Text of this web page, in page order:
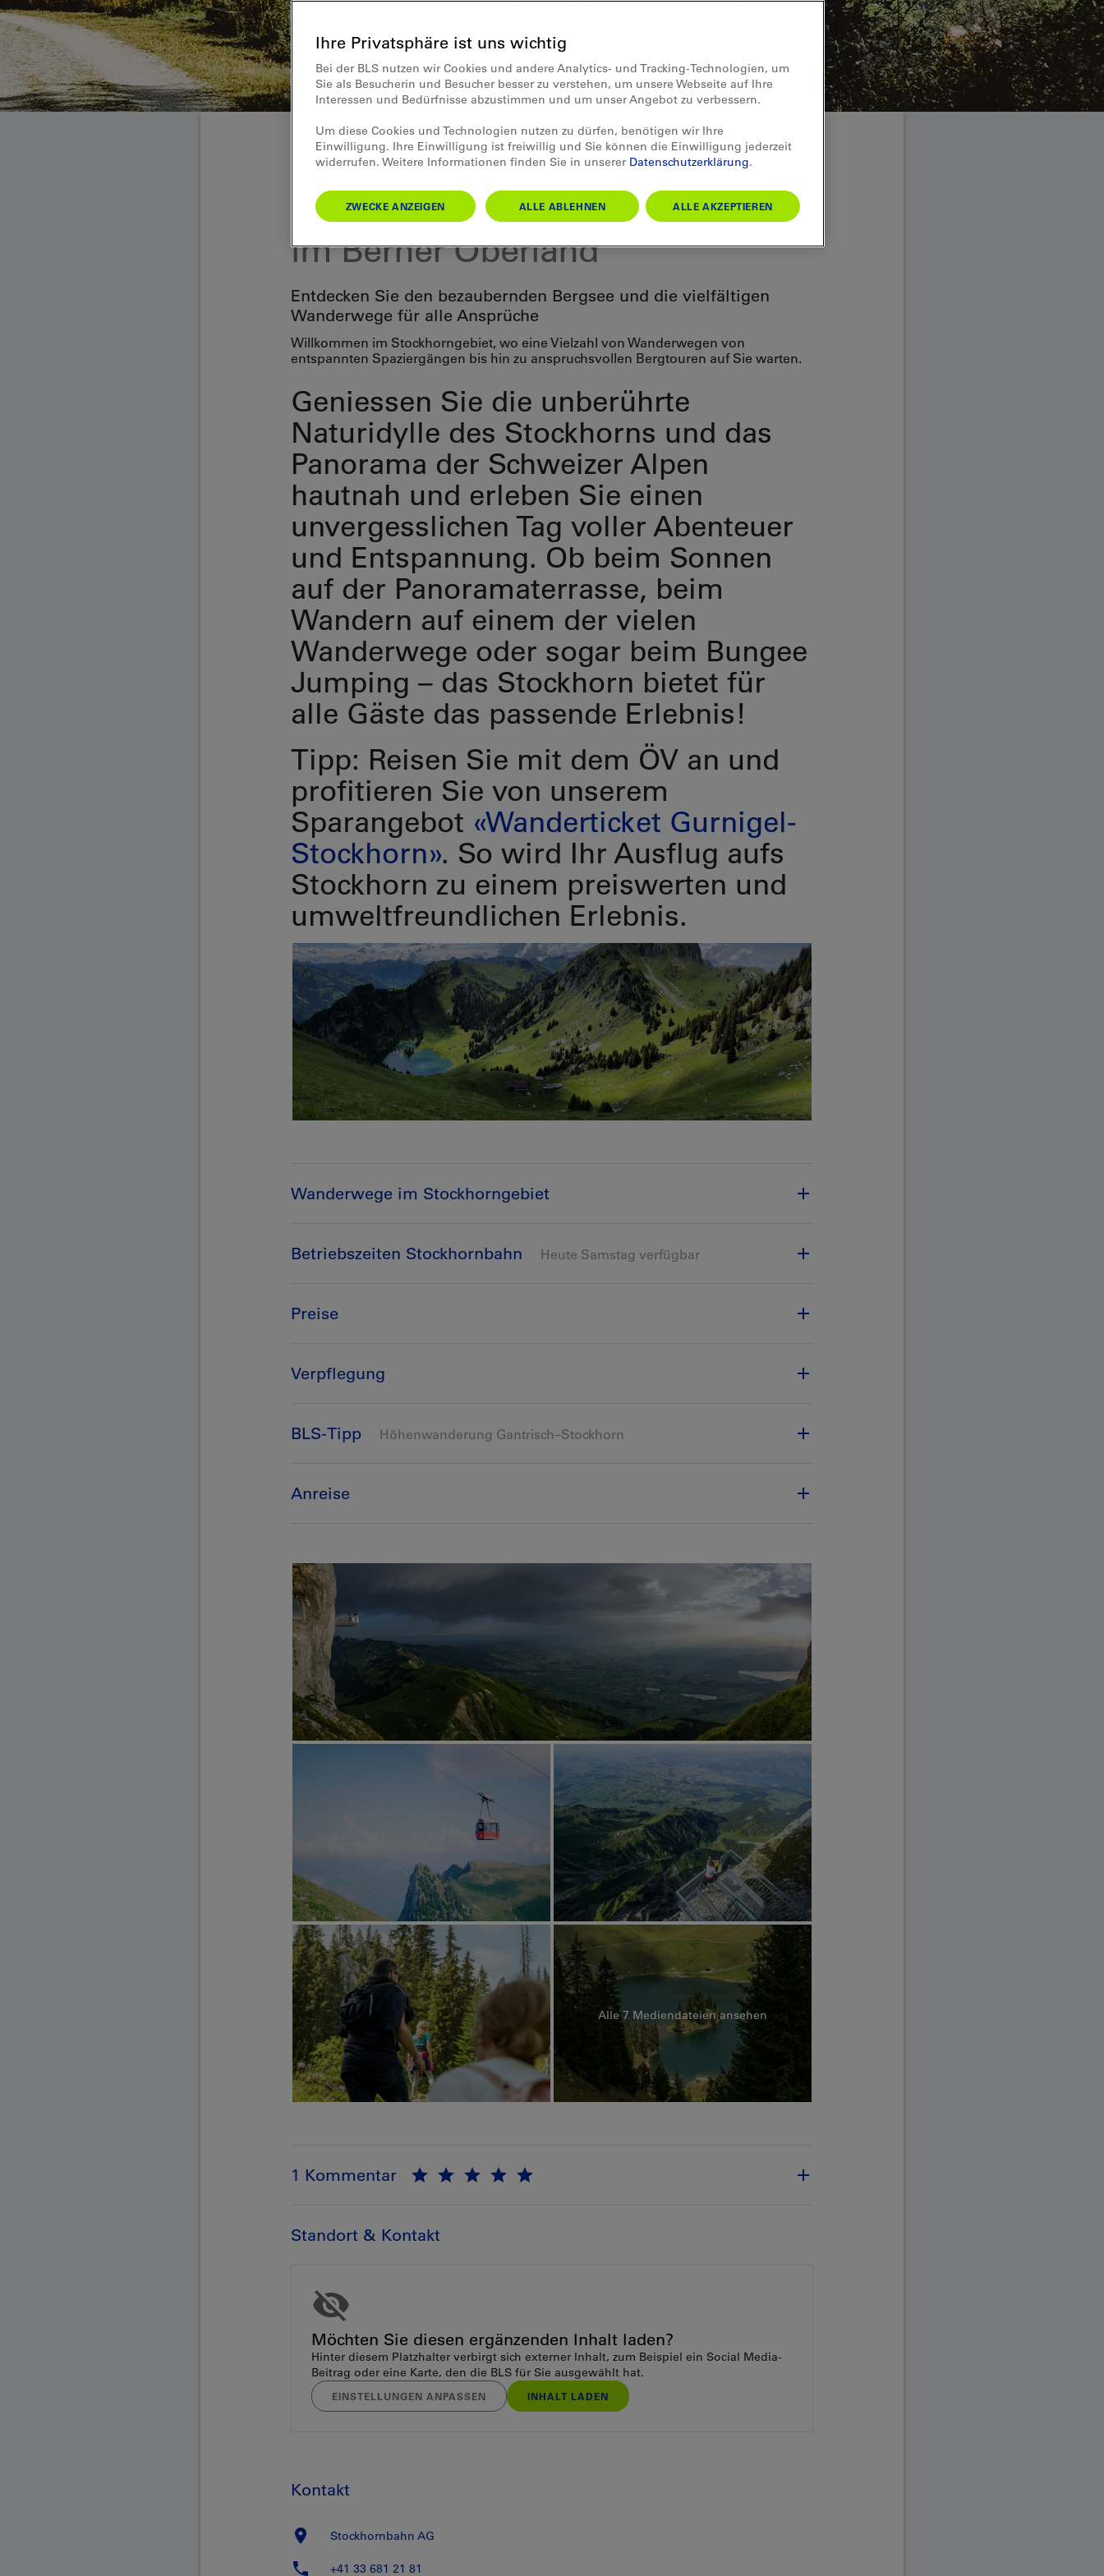
Wandern & Natur
Stockhorn – Das Wanderparadies
im Berner Oberland
Entdecken Sie den bezaubernden Bergsee und die vielfältigen
Wanderwege für alle Ansprüche
Willkommen im Stockhorngebiet, wo eine Vielzahl von Wanderwegen von
entspannten Spaziergängen bis hin zu anspruchsvollen Bergtouren auf Sie warten.
Geniessen Sie die unberührte
Naturidylle des Stockhorns und das
Panorama der Schweizer Alpen
hautnah und erleben Sie einen
unvergesslichen Tag voller Abenteuer
und Entspannung. Ob beim Sonnen
auf der Panoramaterrasse, beim
Wandern auf einem der vielen
Wanderwege oder sogar beim Bungee
Jumping – das Stockhorn bietet für
alle Gäste das passende Erlebnis!
Tipp: Reisen Sie mit dem ÖV an und
profitieren Sie von unserem
Sparangebot «Wanderticket Gurnigel-
Stockhorn». So wird Ihr Ausflug aufs
Stockhorn zu einem preiswerten und
umweltfreundlichen Erlebnis.
Wanderwege im Stockhorngebiet
Betriebszeiten Stockhornbahn Heute Samstag verfügbar
Preise
Verpflegung
BLS-Tipp Höhenwanderung Gantrisch–Stockhorn
Anreise
Alle 7 Mediendateien ansehen
1 Kommentar
Standort & Kontakt
Möchten Sie diesen ergänzenden Inhalt laden?
Hinter diesem Platzhalter verbirgt sich externer Inhalt, zum Beispiel ein Social Media-
Beitrag oder eine Karte, den die BLS für Sie ausgewählt hat.
EINSTELLUNGEN ANPASSEN INHALT LADEN
Kontakt
Stockhornbahn AG
+41 33 681 21 81
Ihre Privatsphäre ist uns wichtig
Bei der BLS nutzen wir Cookies und andere Analytics- und Tracking-Technologien, um
Sie als Besucherin und Besucher besser zu verstehen, um unsere Webseite auf Ihre
Interessen und Bedürfnisse abzustimmen und um unser Angebot zu verbessern.
Um diese Cookies und Technologien nutzen zu dürfen, benötigen wir Ihre
Einwilligung. Ihre Einwilligung ist freiwillig und Sie können die Einwilligung jederzeit
widerrufen. Weitere Informationen finden Sie in unserer Datenschutzerklärung.
ZWECKE ANZEIGEN ALLE ABLEHNEN ALLE AKZEPTIEREN